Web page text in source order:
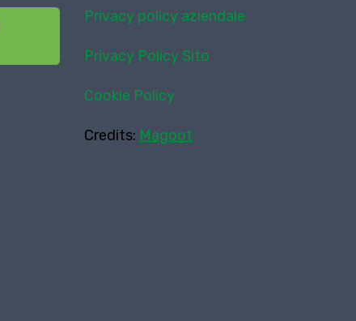
Privacy policy aziendale
Privacy Policy Sito
Cookie Policy
Credits: Magoot